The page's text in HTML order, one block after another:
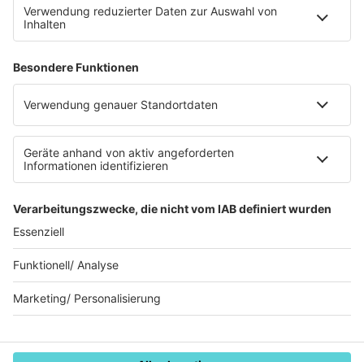
Datenverarbeitung bei Gewinnspielen
Teilnahmebedingungen
Bildnachweise
KI-Leitlinie
Die Initiative für die deutsche
Musikszene
© Music Made in Germany - Eine Marke der
Audiotainment Südwest GmbH & Co. KG